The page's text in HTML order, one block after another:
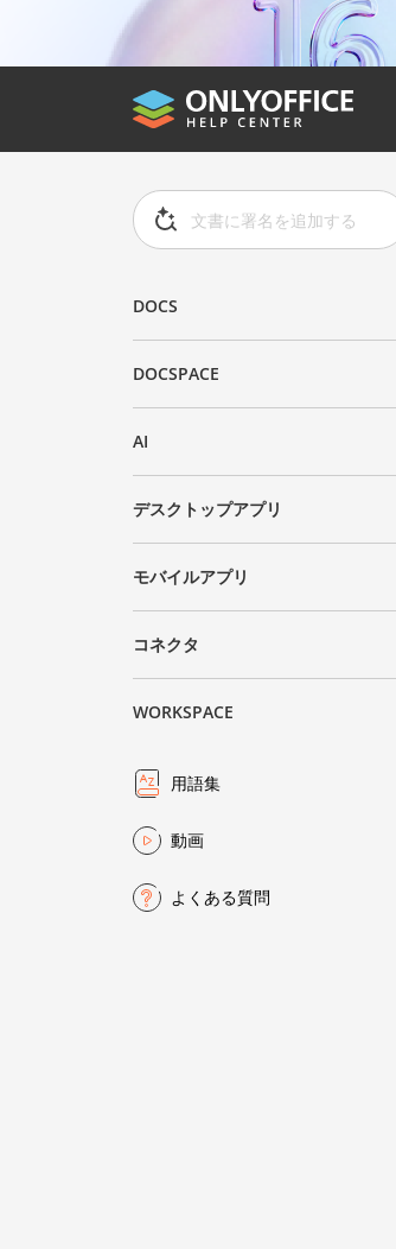
DOCS
DOCSPACE
AI
デスクトップアプリ
モバイルアプリ
コネクタ
WORKSPACE
用語集
動画
よくある質問